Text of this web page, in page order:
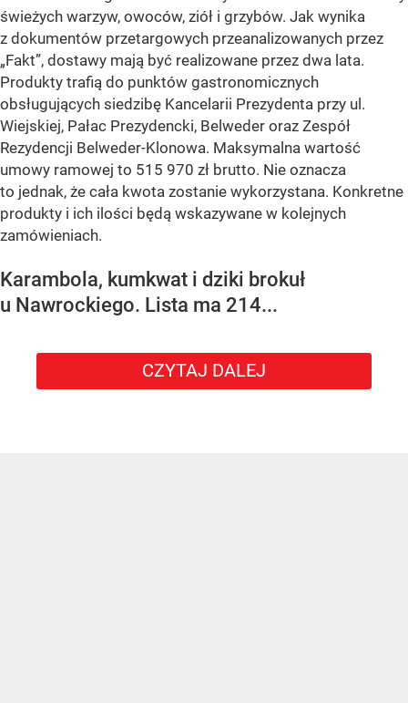
świeżych warzyw, owoców, ziół i grzybów. Jak wynika
z dokumentów przetargowych przeanalizowanych przez
„Fakt”, dostawy mają być realizowane przez dwa lata.
Produkty trafią do punktów gastronomicznych
obsługujących siedzibę Kancelarii Prezydenta przy ul.
Wiejskiej, Pałac Prezydencki, Belweder oraz Zespół
Rezydencji Belweder-Klonowa. Maksymalna wartość
umowy ramowej to 515 970 zł brutto. Nie oznacza
to jednak, że cała kwota zostanie wykorzystana. Konkretne
produkty i ich ilości będą wskazywane w kolejnych
zamówieniach.
Karambola, kumkwat i dziki brokuł
u Nawrockiego. Lista ma 214...
CZYTAJ DALEJ